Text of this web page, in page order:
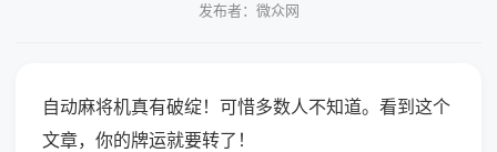
发布者：微众网
自动麻将机真有破绽！可惜多数人不知道。看到这个
文章，你的牌运就要转了！